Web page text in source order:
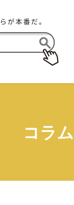
コラム